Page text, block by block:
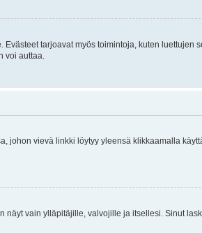
tarjoavat myös toimintoja, kuten luettujen
voi auttaa.
johon vievä linkki löytyy yleensä klikkaamalla
näyt vain ylläpitäjille, valvojille ja itsellesi. Sinut